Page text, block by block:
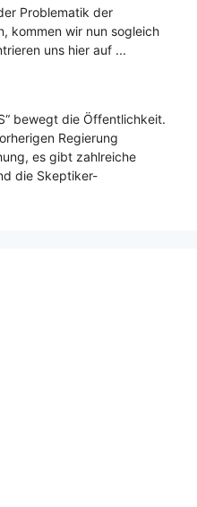
Problematik der
kommen wir nun sogleich
uns hier auf ...
bewegt die Öffentlichkeit.
Regierung
es gibt zahlreiche
die Skeptiker-